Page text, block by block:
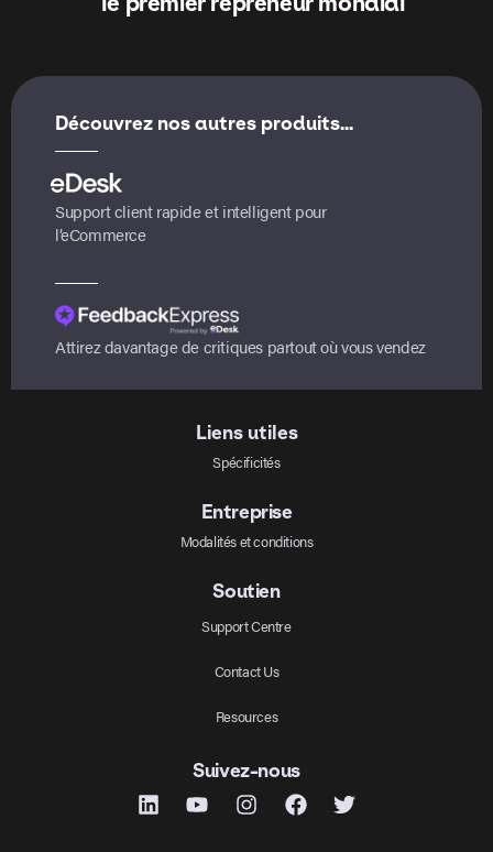
Découvrez nos autres produits...
Support client rapide et intelligent pour
l’eCommerce
Attirez davantage de critiques partout où vous vendez
Liens utiles
Spécificités
Entreprise
Modalités et conditions
Soutien
Support Centre
Contact Us
Resources
Suivez-nous